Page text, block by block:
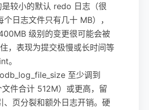
较小的默认 redo 日志（很
个日志文件只有几十 MB），
级别的变更很可能会被
，表现为提交极慢或长时间等
。
至少调到
件合计 512M）或更高，留
、页分裂和额外日志开销。硬